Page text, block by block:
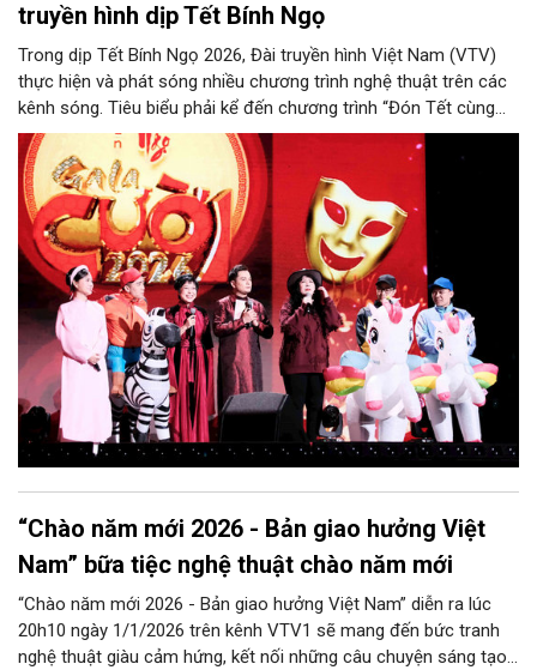
truyền hình dịp Tết Bính Ngọ
Trong dịp Tết Bính Ngọ 2026, Đài truyền hình Việt Nam (VTV)
thực hiện và phát sóng nhiều chương trình nghệ thuật trên các
kênh sóng. Tiêu biểu phải kể đến chương trình “Đón Tết cùng
VTV - Bay giữa cánh đồng xuân”, “Gala Cười 2026” và “Tết rộn
ràng khắp nơi 2026 - Theo bước mùa xuân”.
“Chào năm mới 2026 - Bản giao hưởng Việt
Nam” bữa tiệc nghệ thuật chào năm mới
“Chào năm mới 2026 - Bản giao hưởng Việt Nam” diễn ra lúc
20h10 ngày 1/1/2026 trên kênh VTV1 sẽ mang đến bức tranh
nghệ thuật giàu cảm hứng, kết nối những câu chuyện sáng tạo,